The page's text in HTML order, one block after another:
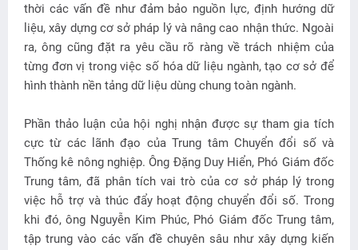
thời các vấn đề như đảm bảo nguồn lực, định hướng dữ
liệu, xây dựng cơ sở pháp lý và nâng cao nhận thức. Ngoài
ra, ông cũng đặt ra yêu cầu rõ ràng về trách nhiệm của
từng đơn vị trong việc số hóa dữ liệu ngành, tạo cơ sở để
hình thành nền tảng dữ liệu dùng chung toàn ngành.
Phần thảo luận của hội nghị nhận được sự tham gia tích
cực từ các lãnh đạo của Trung tâm Chuyển đổi số và
Thống kê nông nghiệp. Ông Đặng Duy Hiển, Phó Giám đốc
Trung tâm, đã phân tích vai trò của cơ sở pháp lý trong
việc hỗ trợ và thúc đẩy hoạt động chuyển đổi số. Trong
khi đó, ông Nguyễn Kim Phúc, Phó Giám đốc Trung tâm,
tập trung vào các vấn đề chuyên sâu như xây dựng kiến